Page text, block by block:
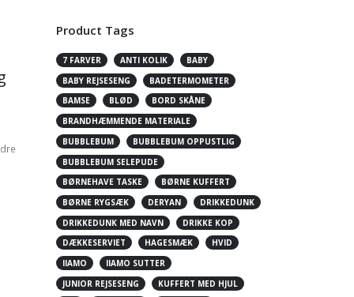
Product Tags
7 FARVER ANTI KOLIK
BABY
BABY REJSESENG
BADETERMOMETER
BAMSE
BLØD
BORD SKÅNE
BRANDHÆMMENDE MATERIALE
BUBBLEBUM
BUBBLEBUM OPPUSTLIG
BUBBLEBUM SELEPUDE
BØRNEHAVE TASKE
BØRNE KUFFERT
BØRNE RYGSÆK
DERYAN
DRIKKEDUNK
DRIKKEDUNK MED NAVN
DRIKKE KOP
DÆKKESERVIET
HAGESMÆK
HVID
IIAMO
IIAMO SUTTER
JUNIOR REJSESENG
KUFFERT MED HJUL